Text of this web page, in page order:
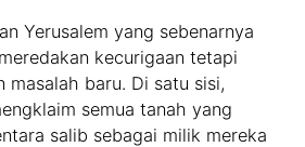
Yerusalem yang sebenarnya
kecurigaan tetapi
masalah baru. Di satu sisi,
semua tanah yang
salib sebagai milik mereka